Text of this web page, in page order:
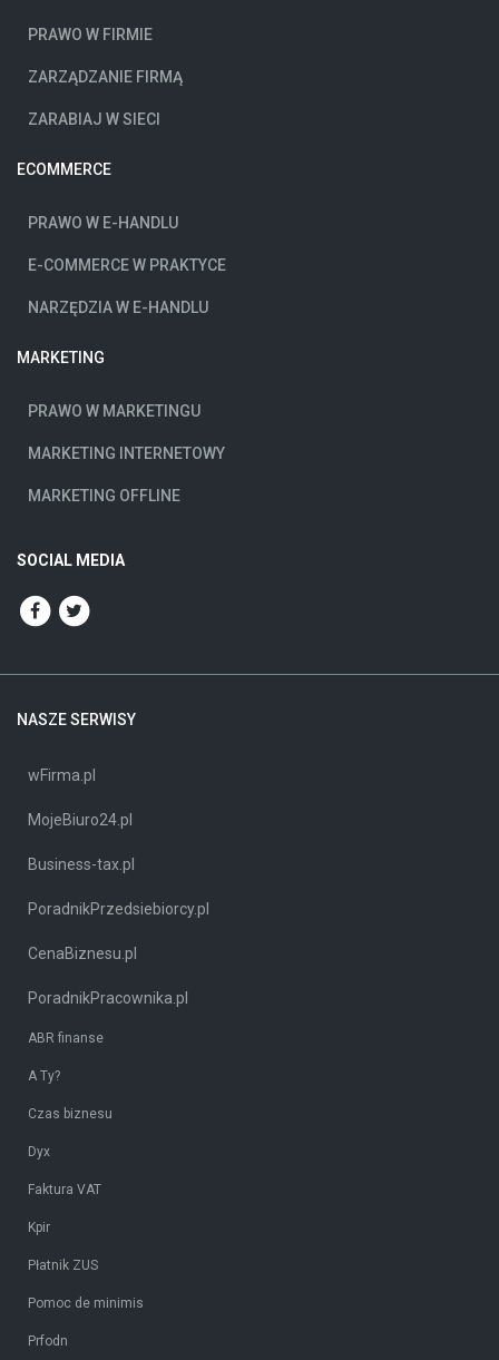
PRAWO W FIRMIE
ZARZĄDZANIE FIRMĄ
ZARABIAJ W SIECI
ECOMMERCE
PRAWO W E-HANDLU
E-COMMERCE W PRAKTYCE
NARZĘDZIA W E-HANDLU
MARKETING
PRAWO W MARKETINGU
MARKETING INTERNETOWY
MARKETING OFFLINE
SOCIAL MEDIA
NASZE SERWISY
wFirma.pl
MojeBiuro24.pl
Business-tax.pl
PoradnikPrzedsiebiorcy.pl
CenaBiznesu.pl
PoradnikPracownika.pl
ABR finanse
A Ty?
Czas biznesu
Dyx
Faktura VAT
Kpir
Płatnik ZUS
Pomoc de minimis
Prfodn